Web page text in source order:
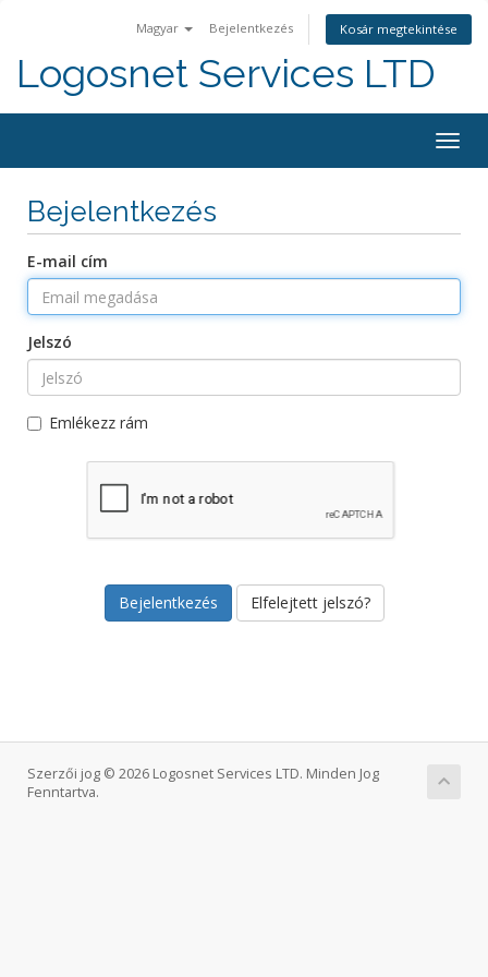
Magyar Bejelentkezés Kosár megtekintése
Logosnet Services LTD
Bejelentkezés
E-mail cím
Jelszó
Emlékezz rám
Elfelejtett jelszó?
Szerzői jog © 2026 Logosnet Services LTD. Minden Jog
Fenntartva.